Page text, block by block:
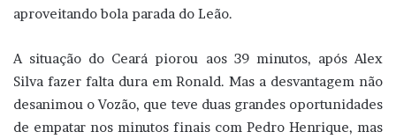
aproveitando bola parada do Leão.
A situação do Ceará piorou aos 39 minutos, após Alex
Silva fazer falta dura em Ronald. Mas a desvantagem não
desanimou o Vozão, que teve duas grandes oportunidades
de empatar nos minutos finais com Pedro Henrique, mas